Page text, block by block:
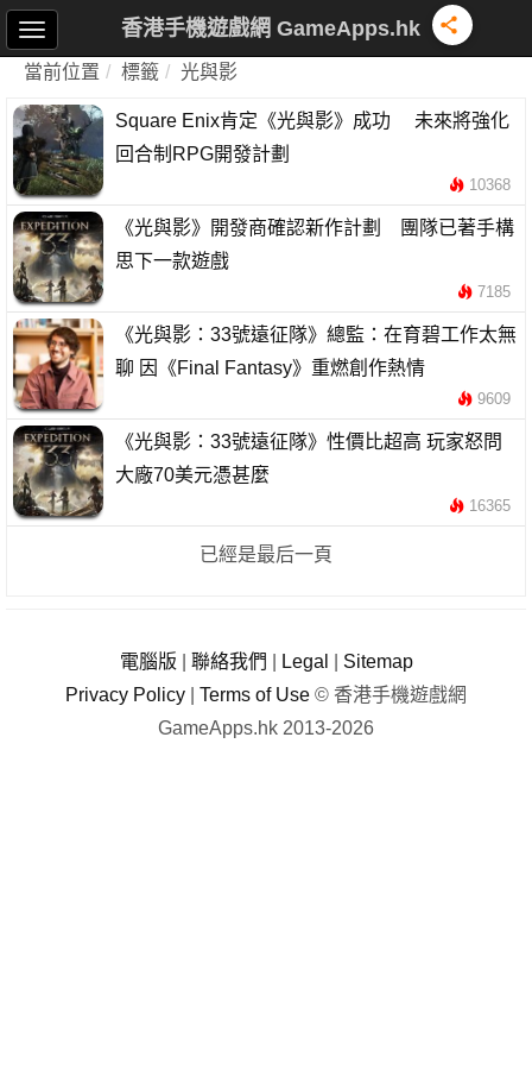
香港手機遊戲網 GameApps.hk
當前位置 標籤 光與影
Square Enix肯定《光與影》成功 未來將強化
回合制RPG開發計劃
10368
《光與影》開發商確認新作計劃 團隊已著手構
思下一款遊戲
7185
《光與影：33號遠征隊》總監：在育碧工作太無
聊 因《Final Fantasy》重燃創作熱情
9609
《光與影：33號遠征隊》性價比超高 玩家怒問
大廠70美元憑甚麼
16365
已經是最后一頁
電腦版 聯絡我們 Legal
Sitemap
Privacy Policy
Terms of Use © 香港手機遊戲網
GameApps.hk 2013-2026